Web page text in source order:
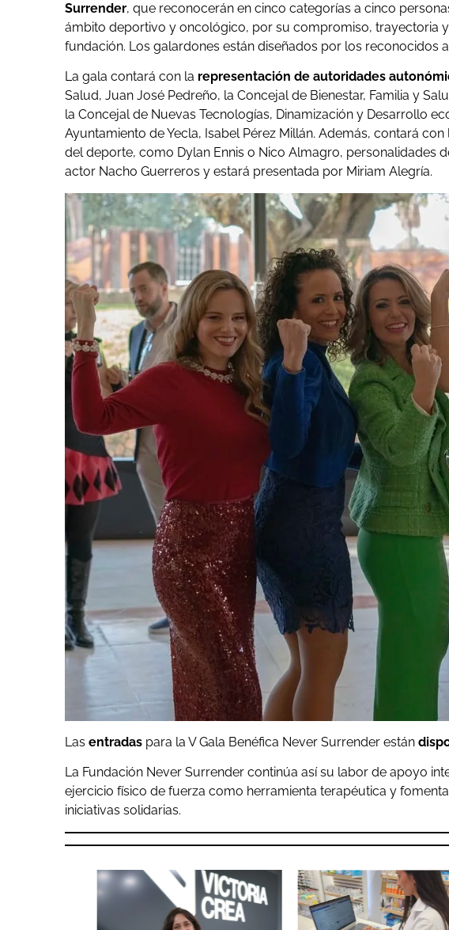
Surrender, que reconocerán en cinco categorías a cinco
ámbito deportivo y oncológico, por su compromiso, trayectoria
fundación. Los galardones están diseñados por los reconocidos
La gala contará con la representación de autoridades
Salud, Juan José Pedreño, la Concejal de Bienestar, Familia y
la Concejal de Nuevas Tecnologías, Dinamización y Desarrollo
Ayuntamiento de Yecla, Isabel Pérez Millán. Además, contará
del deporte, como Dylan Ennis o Nico Almagro, personalidades
actor Nacho Guerreros y estará presentada por Miriam Alegría.
Las entradas para la V Gala Benéfica Never Surrender están
La Fundación Never Surrender continúa así su labor de apoyo
ejercicio físico de fuerza como herramienta terapéutica y
iniciativas solidarias.